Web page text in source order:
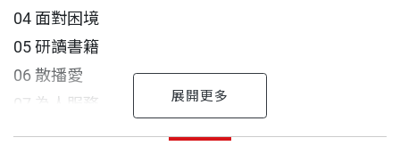
專文推薦
「籃球大帝」麥可．喬丹──
「不僅是我，瑞夫林還對許多人造成深遠的影響……
能稱瑞夫林為我的人生導師和摯友，是我莫大的榮
04 面對困境
05 研讀書籍
06 散播愛
07 為人服務
08 永懷希望